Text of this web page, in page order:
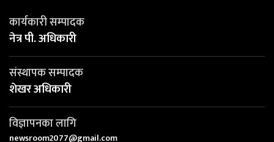
कार्यकारी सम्पादक
नेत्र पी. अधिकारी
संस्थापक सम्पादक
शेखर अधिकारी
विज्ञापनका लागि
newsroom2077@gmail.com